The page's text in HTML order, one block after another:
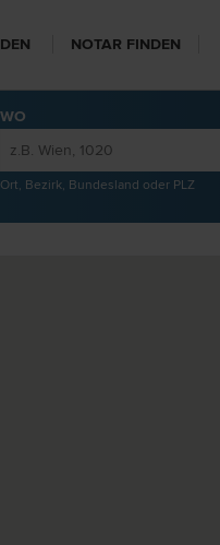
NOTAR FINDEN
WO
Ort, Bezirk, Bundesland oder PLZ